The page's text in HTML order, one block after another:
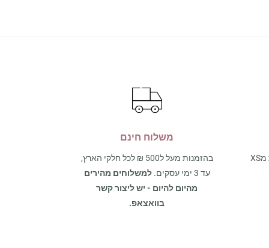
אצלנו תמצאו את כל מגוון המידות מXS
משלוח חינם
בהזמנות מעל ל500 ₪ לכל חלקי הארץ,
עד 3 ימי עסקים.
למשלוחים מהירים
מהיום להיום - יש ליצור קשר
בוואצאפ.